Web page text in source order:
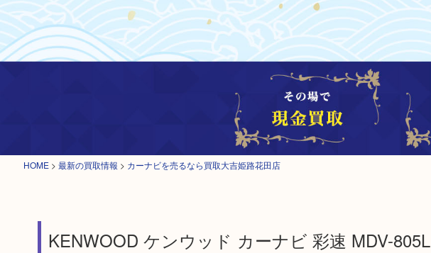
HOME > 最新の買取情報 > カーナビを売るなら買取大吉姫路花田店
KENWOOD ケンウッド カーナビ 彩速 MDV-805L